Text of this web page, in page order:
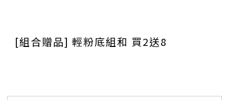
[組合贈品] 輕粉底組和 買2送8